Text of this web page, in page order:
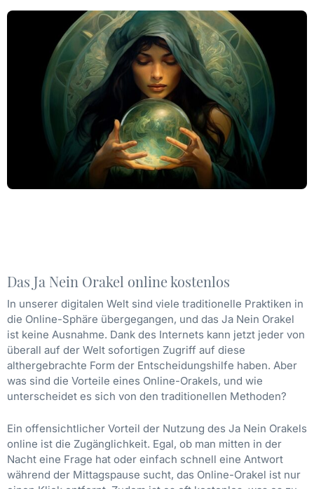
Das Ja Nein Orakel online kostenlos
In unserer digitalen Welt sind viele traditionelle Praktiken in
die Online-Sphäre übergegangen, und das Ja Nein Orakel
ist keine Ausnahme. Dank des Internets kann jetzt jeder von
überall auf der Welt sofortigen Zugriff auf diese
althergebrachte Form der Entscheidungshilfe haben. Aber
was sind die Vorteile eines Online-Orakels, und wie
unterscheidet es sich von den traditionellen Methoden?
Ein offensichtlicher Vorteil der Nutzung des Ja Nein Orakels
online ist die Zugänglichkeit. Egal, ob man mitten in der
Nacht eine Frage hat oder einfach schnell eine Antwort
während der Mittagspause sucht, das Online-Orakel ist nur